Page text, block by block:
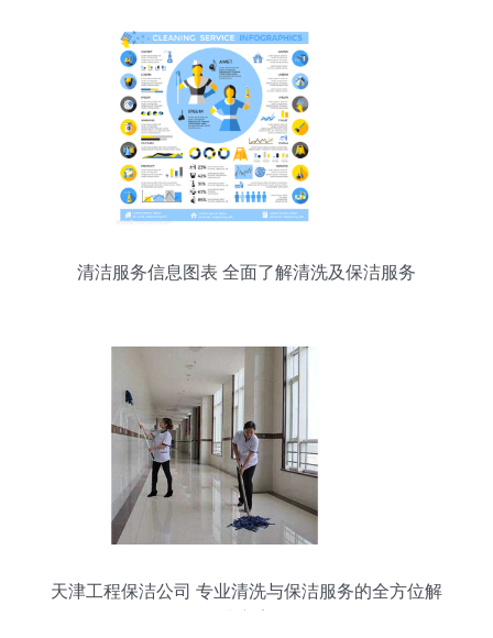
清洁服务信息图表 全面了解清洗及保洁服务
天津工程保洁公司 专业清洗与保洁服务的全方位解